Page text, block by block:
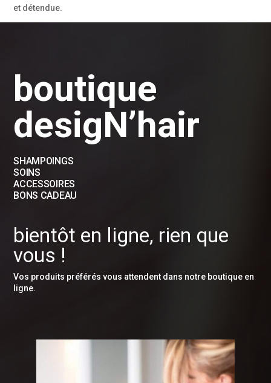
et détendue.
boutique
desigN’hair
SHAMPOINGS
SOINS
ACCESSOIRES
BONS CADEAU
bientôt en ligne, rien que
vous !
Vos produits préférés vous attendent dans notre boutique en
ligne.